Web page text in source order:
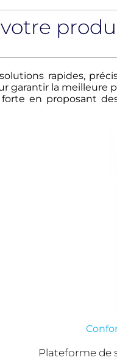
rapides,
garantir la meilleure
en proposant
Plateforme de